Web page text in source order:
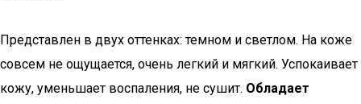
Представлен в двух оттенках: темном и светлом. На коже
совсем не ощущается, очень легкий и мягкий. Успокаивает
кожу, уменьшает воспаления, не сушит. Обладает